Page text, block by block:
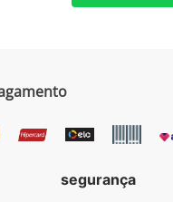
segurança